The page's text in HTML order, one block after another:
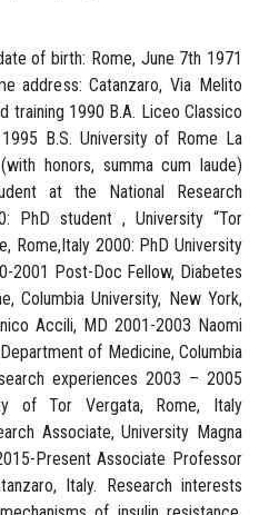
of birth: Rome, June 7th 1971
address: Catanzaro, Via Melito
training 1990 B.A. Liceo Classico
B.S. University of Rome La
honors, summa cum laude)
at the National Research
PhD student , University “Tor
Rome,Italy 2000: PhD University
2001 Post-Doc Fellow, Diabetes
Columbia University, New York,
Accili, MD 2001-2003 Naomi
of Medicine, Columbia
experiences 2003 – 2005
of Tor Vergata, Rome, Italy
Associate, University Magna
Present Associate Professor
Italy. Research interests